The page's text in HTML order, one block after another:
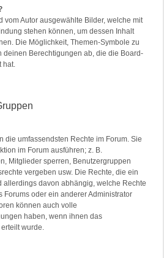
vom Autor ausgewählte Bilder, welche mit
stehen können, um dessen Inhalt
Die Möglichkeit, Themen-Symbole zu
deinen Berechtigungen ab, die die Board-
hat.
die umfassendsten Rechte im Forum. Sie
im Forum ausführen; z. B.
Mitglieder sperren, Benutzergruppen
vergeben usw. Die Rechte, die ein
allerdings davon abhängig, welche Rechte
Forums oder ein anderer Administrator
können auch volle
haben, wenn ihnen das
wurde.